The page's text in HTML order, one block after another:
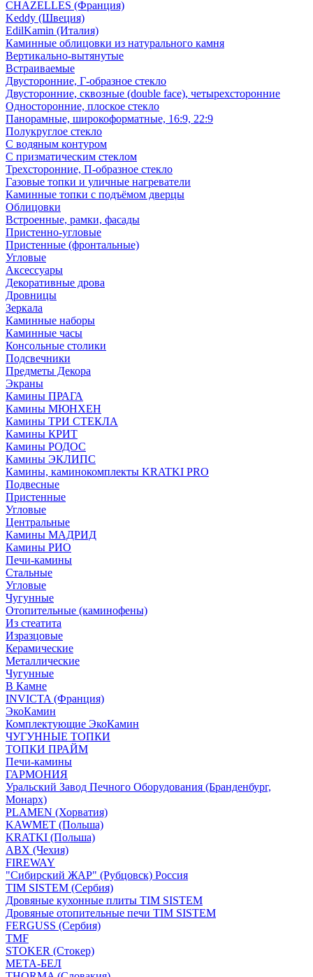
CHAZELLES (Франция)
Keddy (Швеция)
EdilKamin (Италия)
Каминные облицовки из натурального камня
Вертикально-вытянутые
Встраиваемые
Двусторонние, Г-образное стекло
Двусторонние, сквозные (double face), четырехсторонние
Односторонние, плоское стекло
Панорамные, широкоформатные, 16:9, 22:9
Полукруглое стекло
С водяным контуром
С призматическим стеклом
Трехсторонние, П-образное стекло
Газовые топки и уличные нагреватели
Каминные топки с подъёмом дверцы
Облицовки
Встроенные, рамки, фасады
Пристенно-угловые
Пристенные (фронтальные)
Угловые
Аксессуары
Декоративные дрова
Дровницы
Зеркала
Каминные наборы
Каминные часы
Консольные столики
Подсвечники
Предметы Декора
Экраны
Камины ПРАГА
Камины МЮНХЕН
Камины ТРИ СТЕКЛА
Камины КРИТ
Камины РОДОС
Камины ЭКЛИПС
Камины, каминокомплекты KRATKI PRO
Подвесные
Пристенные
Угловые
Центральные
Камины МАДРИД
Камины РИО
Печи-камины
Стальные
Угловые
Чугунные
Отопительные (каминофены)
Из стеатита
Изразцовые
Керамические
Металлические
Чугунные
В Камне
INVICTA (Франция)
ЭкоКамин
Комплектующие ЭкоКамин
ЧУГУННЫЕ ТОПКИ
ТОПКИ ПРАЙМ
Печи-камины
ГАРМОНИЯ
Уральский Завод Печного Оборудования (Бранденбург,
Монарх)
PLAMEN (Хорватия)
KAWMET (Польша)
KRATKI (Польша)
ABX (Чехия)
FIREWAY
"Сибирский ЖАР" (Рубцовск) Россия
TIM SISTEM (Сербия)
Дровяные кухонные плиты TIM SISTEM
Дровяные отопительные печи TIM SISTEM
FERGUSS (Сербия)
TMF
STOKER (Стокер)
МЕТА-БЕЛ